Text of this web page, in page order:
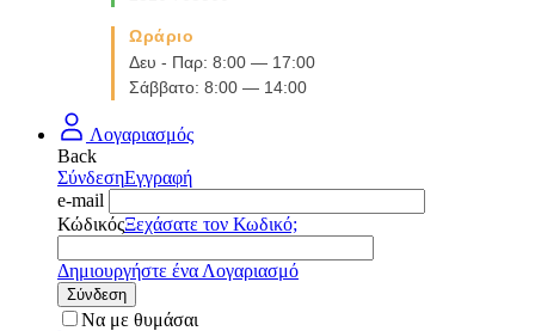
Ωράριο
Δευ - Παρ: 8:00 — 17:00
Σάββατο: 8:00 — 14:00
Λογαριασμός
Back
ΣύνδεσηΕγγραφή
e-mail
ΚώδικόςΞεχάσατε τον Κωδικό;
Δημιουργήστε ένα Λογαριασμό
Σύνδεση
Να με θυμάσαι